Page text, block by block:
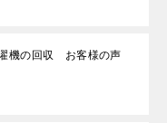
機の回収 お客様の声